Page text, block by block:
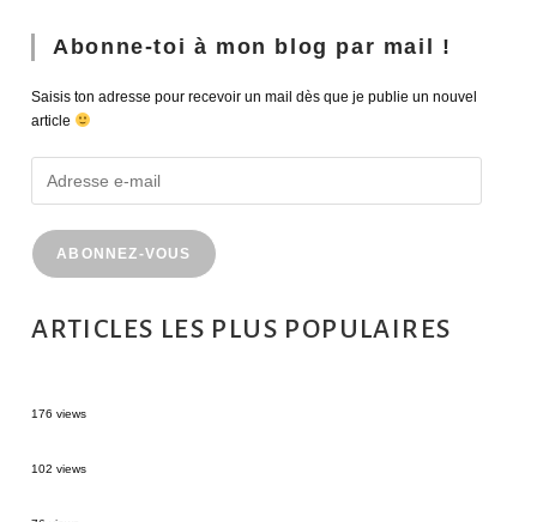
Abonne-toi à mon blog par mail !
Saisis ton adresse pour recevoir un mail dès que je publie un nouvel
article
ABONNEZ-VOUS
ARTICLES LES PLUS POPULAIRES
176 views
102 views